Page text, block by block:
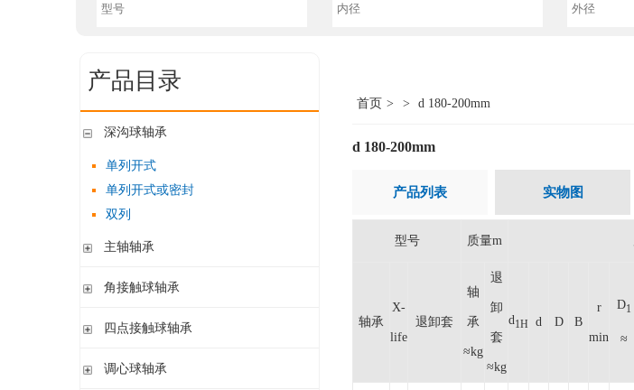
产品目录
深沟球轴承
单列开式
单列开式或密封
双列
主轴轴承
带钢球
带钢球 密封
角接触球轴承
单列开式或密封
双列开式或密封
四点接触球轴承
四点接触球轴承
调心球轴承
首页 > > d 180-200mm
d 180-200mm
产品列表 实物图
型号 质量m
轴承
X-
life
退卸套
轴
承
≈kg
退
卸
套
≈kg
d1H d D B
r
min
D1
≈